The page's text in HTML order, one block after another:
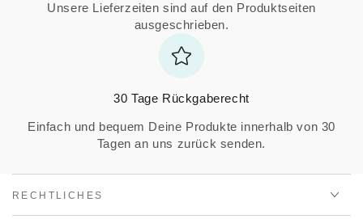
Unsere Lieferzeiten sind auf den Produktseiten
ausgeschrieben.
30 Tage Rückgaberecht
Einfach und bequem Deine Produkte innerhalb von 30
Tagen an uns zurück senden.
RECHTLICHES